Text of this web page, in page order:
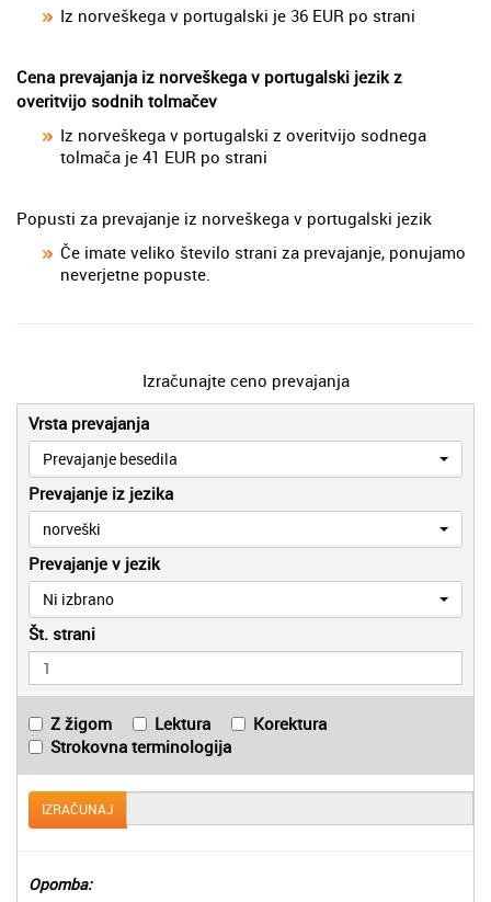
Iz norveškega v portugalski je 36 EUR po strani
Cena prevajanja iz norveškega v portugalski jezik z
overitvijo sodnih tolmačev
Iz norveškega v portugalski z overitvijo sodnega
tolmača je 41 EUR po strani
Popusti za prevajanje iz norveškega v portugalski jezik
Če imate veliko število strani za prevajanje, ponujamo
neverjetne popuste.
Izračunajte ceno prevajanja
Vrsta prevajanja
Prevajanje besedila
Prevajanje iz jezika
norveški
Prevajanje v jezik
Ni izbrano
Št. strani
Z žigom Lektura
Korektura
Strokovna terminologija
IZRAČUNAJ
Opomba: